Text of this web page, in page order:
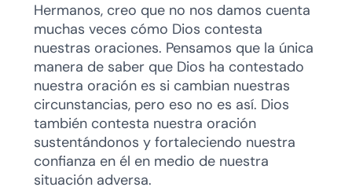
Hermanos, creo que no nos damos cuenta
muchas veces cómo Dios contesta
nuestras oraciones. Pensamos que la única
manera de saber que Dios ha contestado
nuestra oración es si cambian nuestras
circunstancias, pero eso no es así. Dios
también contesta nuestra oración
sustentándonos y fortaleciendo nuestra
confianza en él en medio de nuestra
situación adversa.